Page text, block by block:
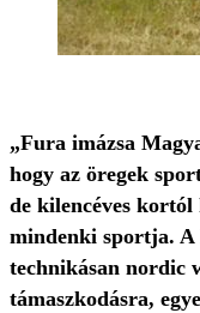
„Fura imázsa
hogy az öregek
de kilencéves
mindenki sportja. A
technikásan nordic
támaszkodásra,